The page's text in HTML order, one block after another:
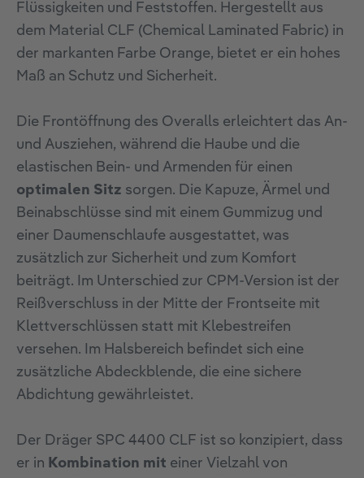
Flüssigkeiten und Feststoffen. Hergestellt aus
dem Material CLF (Chemical Laminated Fabric) in
der markanten Farbe Orange, bietet er ein hohes
Maß an Schutz und Sicherheit.
Die Frontöffnung des Overalls erleichtert das An-
und Ausziehen, während die Haube und die
elastischen Bein- und Armenden für einen
optimalen Sitz sorgen. Die Kapuze, Ärmel und
Beinabschlüsse sind mit einem Gummizug und
einer Daumenschlaufe ausgestattet, was
zusätzlich zur Sicherheit und zum Komfort
beiträgt. Im Unterschied zur CPM-Version ist der
Reißverschluss in der Mitte der Frontseite mit
Klettverschlüssen statt mit Klebestreifen
versehen. Im Halsbereich befindet sich eine
zusätzliche Abdeckblende, die eine sichere
Abdichtung gewährleistet.
Der Dräger SPC 4400 CLF ist so konzipiert, dass
er in Kombination mit einer Vielzahl von